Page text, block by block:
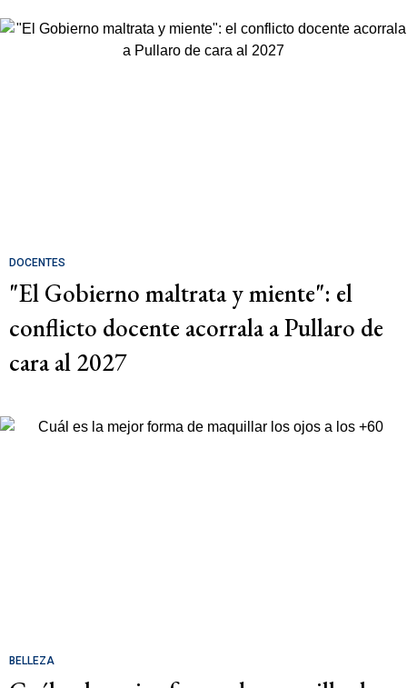
DOCENTES
"El Gobierno maltrata y miente": el
conflicto docente acorrala a Pullaro de
cara al 2027
BELLEZA